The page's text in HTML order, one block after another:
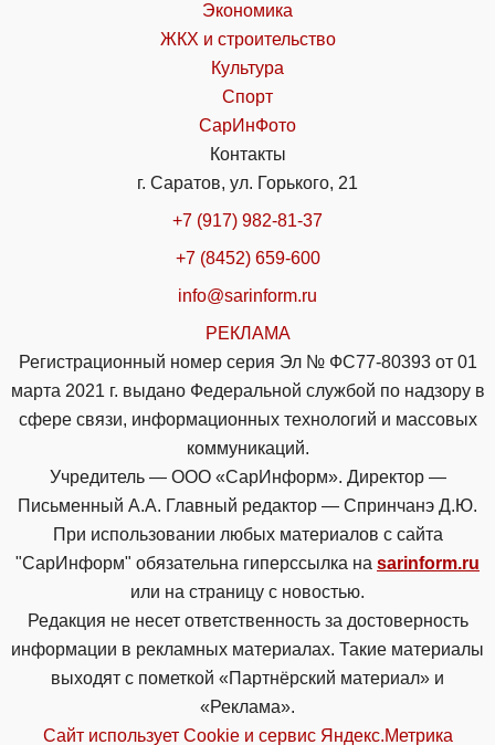
Экономика
ЖКХ и строительство
Культура
Спорт
СарИнФото
Контакты
г. Саратов, ул. Горького, 21
+7 (917) 982-81-37
+7 (8452) 659-600
info@sarinform.ru
РЕКЛАМА
Регистрационный номер серия Эл № ФС77-80393 от 01
марта 2021 г. выдано Федеральной службой по надзору в
сфере связи, информационных технологий и массовых
коммуникаций.
Учредитель — ООО «СарИнформ». Директор —
Письменный А.А. Главный редактор — Спринчанэ Д.Ю.
При использовании любых материалов с сайта
"СарИнформ" обязательна гиперссылка на sarinform.ru
или на страницу с новостью.
Редакция не несет ответственность за достоверность
информации в рекламных материалах. Такие материалы
выходят с пометкой «Партнёрский материал» и
«Реклама».
Сайт использует Cookie и сервиc Яндекс.Метрика